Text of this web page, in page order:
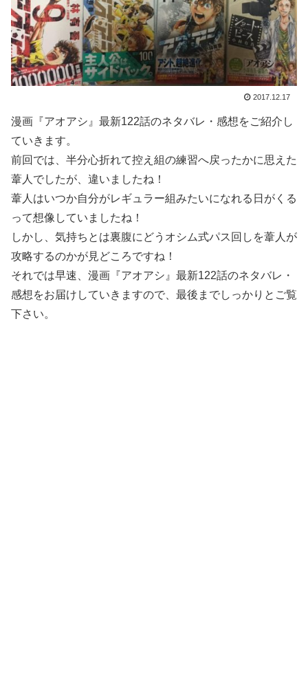
2017.12.17
漫画『アオアシ』最新122話のネタバレ・感想をご紹介し
ていきます。
前回では、半分心折れて控え組の練習へ戻ったかに思えた
葦人でしたが、違いましたね！
葦人はいつか自分がレギュラー組みたいになれる日がくる
って想像していましたね！
しかし、気持ちとは裏腹にどうオシム式パス回しを葦人が
攻略するのかが見どころですね！
それでは早速、漫画『アオアシ』最新122話のネタバレ・
感想をお届けしていきますので、最後までしっかりとご覧
下さい。